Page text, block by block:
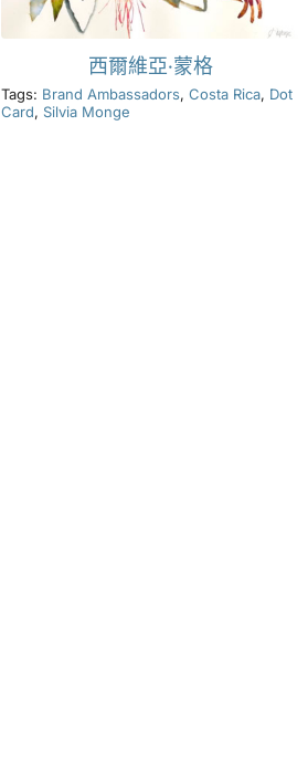
西爾維亞·蒙格
Tags: Brand Ambassadors, Costa Rica, Dot
Card, Silvia Monge